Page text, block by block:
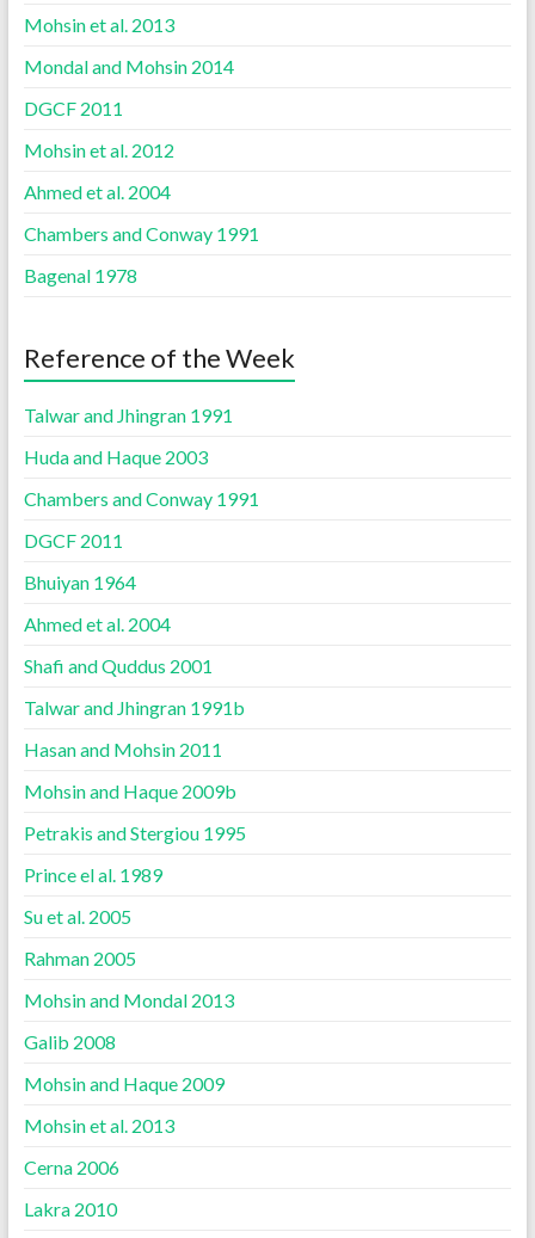
Mohsin et al. 2013
Mondal and Mohsin 2014
DGCF 2011
Mohsin et al. 2012
Ahmed et al. 2004
Chambers and Conway 1991
Bagenal 1978
Reference of the Week
Talwar and Jhingran 1991
Huda and Haque 2003
Chambers and Conway 1991
DGCF 2011
Bhuiyan 1964
Ahmed et al. 2004
Shafi and Quddus 2001
Talwar and Jhingran 1991b
Hasan and Mohsin 2011
Mohsin and Haque 2009b
Petrakis and Stergiou 1995
Prince el al. 1989
Su et al. 2005
Rahman 2005
Mohsin and Mondal 2013
Galib 2008
Mohsin and Haque 2009
Mohsin et al. 2013
Cerna 2006
Lakra 2010